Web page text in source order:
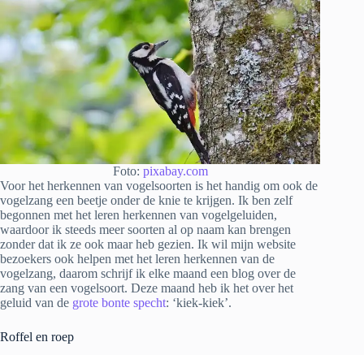
Foto: pixabay.com
Voor het herkennen van vogelsoorten is het handig om ook de
vogelzang een beetje onder de knie te krijgen. Ik ben zelf
begonnen met het leren herkennen van vogelgeluiden,
waardoor ik steeds meer soorten al op naam kan brengen
zonder dat ik ze ook maar heb gezien. Ik wil mijn website
bezoekers ook helpen met het leren herkennen van de
vogelzang, daarom schrijf ik elke maand een blog over de
zang van een vogelsoort. Deze maand heb ik het over het
geluid van de grote bonte specht: ‘kiek-kiek’.
Roffel en roep